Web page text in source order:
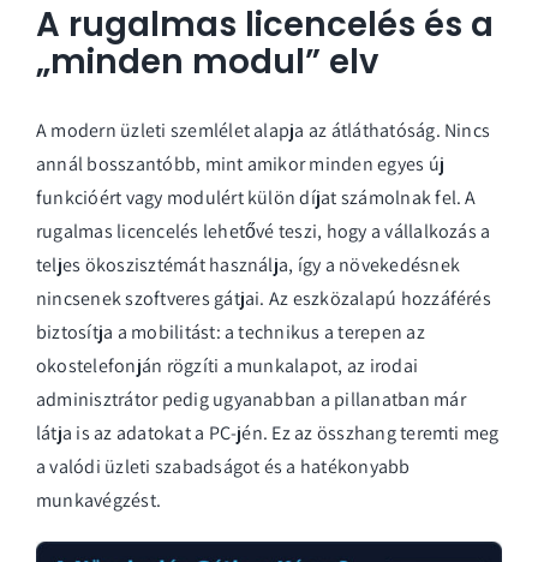
A rugalmas licencelés és a
„minden modul” elv
A modern üzleti szemlélet alapja az átláthatóság. Nincs
annál bosszantóbb, mint amikor minden egyes új
funkcióért vagy modulért külön díjat számolnak fel. A
rugalmas licencelés lehetővé teszi, hogy a vállalkozás a
teljes ökoszisztémát használja, így a növekedésnek
nincsenek szoftveres gátjai. Az eszközalapú hozzáférés
biztosítja a mobilitást: a technikus a terepen az
okostelefonján rögzíti a munkalapot, az irodai
adminisztrátor pedig ugyanabban a pillanatban már
látja is az adatokat a PC-jén. Ez az összhang teremti meg
a valódi üzleti szabadságot és a hatékonyabb
munkavégzést.